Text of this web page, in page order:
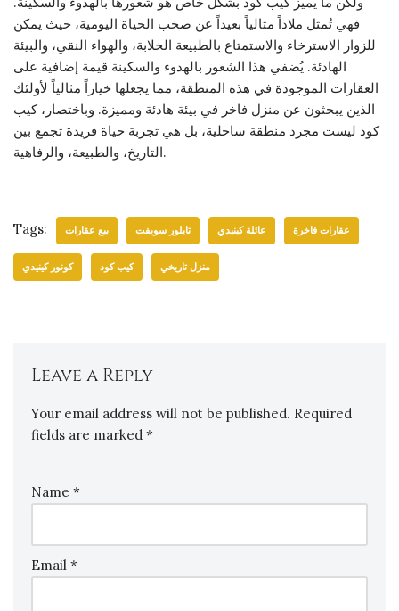
فهي تُمثل ملاذاً مثالياً بعيداً عن صخب الحياة اليومية، حيث يمكن
للزوار الاسترخاء والاستمتاع بالطبيعة الخلابة، والهواء النقي، والبيئة
الهادئة. يُضفي هذا الشعور بالهدوء والسكينة قيمة إضافية على
العقارات الموجودة في هذه المنطقة، مما يجعلها خياراً مثالياً لأولئك
الذين يبحثون عن منزل فاخر في بيئة هادئة ومميزة. وباختصار، كيب
كود ليست مجرد منطقة ساحلية، بل هي تجربة حياة فريدة تجمع بين
التاريخ، والطبيعة، والرفاهية.
Tags: بيع عقارات تايلور سويفت عائلة كينيدي عقارات فاخرة
كونور كينيدي كيب كود منزل تاريخي
Leave a Reply
Your email address will not be published. Required
fields are marked *
Name *
Email *